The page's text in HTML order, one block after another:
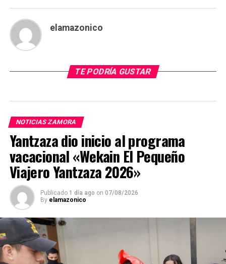
elamazonico
TE PODRÍA GUSTAR
NOTICIAS ZAMORA
Yantzaza dio inicio al programa
vacacional «Wekain El Pequeño
Viajero Yantzaza 2026»
Publicado 1 día ago on 07/08/2026
By elamazonico